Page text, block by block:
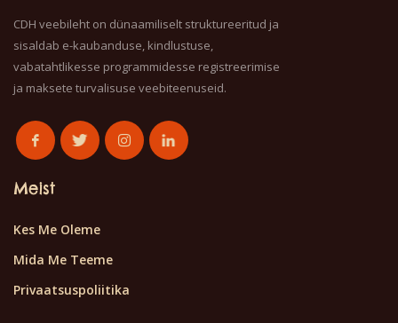
CDH veebileht on dünaamiliselt struktureeritud ja
sisaldab e-kaubanduse, kindlustuse,
vabatahtlikesse programmidesse registreerimise
ja maksete turvalisuse veebiteenuseid.
Meist
Kes Me Oleme
Mida Me Teeme
Privaatsuspoliitika